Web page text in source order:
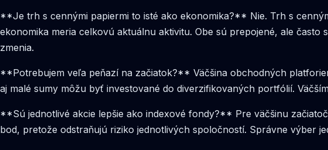
**Je trh s cennými papiermi to isté ako ekonomika?** Nie. Trh s
ekonomika meria celkovú aktuálnu aktivitu. Obe sú prepojené, ale
zmenia.
**Potrebujem veľa peňazí na začiatok?** Väčšina obchodných
aj malé sumy môžu byť investované do diverzifikovaných portfólií.
**Sú jednotlivé akcie lepšie ako indexové fondy?** Pre väčšinu
bod, pretože odstraňujú riziko jednotlivých spoločností. Správne výber